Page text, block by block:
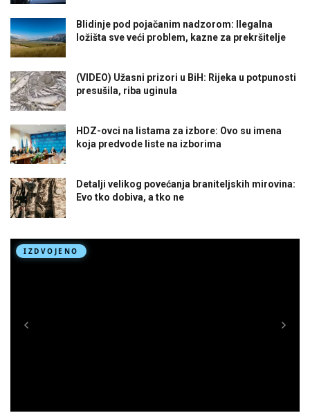
Blidinje pod pojačanim nadzorom: Ilegalna
ložišta sve veći problem, kazne za prekršitelje
(VIDEO) Užasni prizori u BiH: Rijeka u potpunosti
presušila, riba uginula
HDZ-ovci na listama za izbore: Ovo su imena
koja predvode liste na izborima
Detalji velikog povećanja braniteljskih mirovina:
Evo tko dobiva, a tko ne